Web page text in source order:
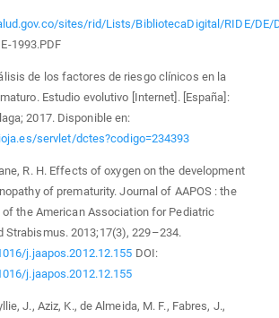
sites/rid/Lists/BibliotecaDigital/RIDE/DE/
1993.PDF
de los factores de riesgo clínicos en la
Estudio evolutivo [Internet]. [España]:
2017. Disponible en:
servlet/dctes?codigo=234393
R. H. Effects of oxygen on the development
of prematurity. Journal of AAPOS : the
the American Association for Pediatric
Strabismus. 2013;17(3), 229–234.
j.jaapos.2012.12.155 DOI:
j.jaapos.2012.12.155
J., Aziz, K., de Almeida, M. F., Fabres, J.,